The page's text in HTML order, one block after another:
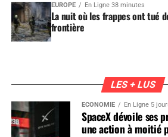
EUROPE En Ligne 38 minutes
La nuit où les frappes ont tué
frontière
LES + LUS
ÉCONOMIE En Ligne 5
SpaceX dévoile ses
une action à moitié